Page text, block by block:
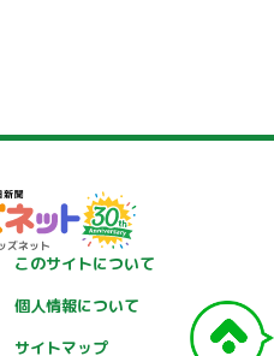
このサイトについて
個人情報について
サイトマップ